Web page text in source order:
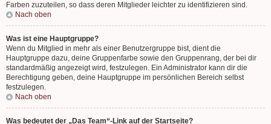
Farben zuzuteilen, so dass deren Mitglieder leichter zu identifizieren sind.
Nach oben
Was ist eine Hauptgruppe?
Wenn du Mitglied in mehr als einer Benutzergruppe bist, dient die
Hauptgruppe dazu, deine Gruppenfarbe sowie den Gruppenrang, der bei dir
standardmäßig angezeigt wird, festzulegen. Ein Administrator kann dir die
Berechtigung geben, deine Hauptgruppe im persönlichen Bereich selbst
festzulegen.
Nach oben
Was bedeutet der „Das Team“-Link auf der Startseite?